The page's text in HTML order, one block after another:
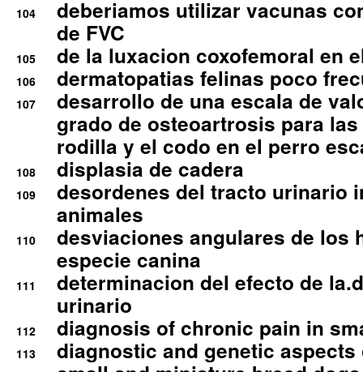
104
deberiamos utilizar vacunas
de FVC
105 de la luxacion coxofemoral en
106 dermatopatias felinas poco
107
desarrollo de una escala de
grado de osteoartrosis para
rodilla y el codo en el perro
108 displasia de cadera
109
desordenes del tracto urinario
animales
110
desviaciones angulares de los
especie canina
111
determinacion del efecto de
urinario
112 diagnosis of chronic pain in
113
diagnostic and genetic